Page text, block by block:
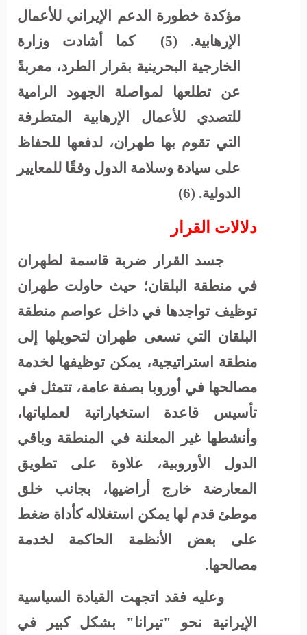
مؤكدة خطورة الدعم الإيراني للأعمال
الإرهابية. (5)
كما أشادت وزارة
الخارجية البحرينية بقرار الطرد، معربةً
عن تطلعها لمواصلة الجهود الرامية
للتصدي للأعمال الإرهابية المتطرفة
التي تقوم بها طهران، لدفعها للحفاظ
على سيادة وسلامة الدول وفقًا للمعايير
الدولية. (6)
دلالات القرار
جسد القرار ضربة قاسمة لطهران
في منطقة البلقان؛ حيث حاولت طهران
توظيف تواجدها في داخل عواصم منطقة
البلقان التي تسعى طهران لتحويلها إلى
منطقة استراتيجية، يمكن توظيفها لخدمة
مصالحها في أوروبا بصفة عامة، تتمثل في
تأسيس قاعدة استخباراتية لعملياتها،
وأنشطها غير المعلنة في المنطقة وباقي
الدول الأوروبية، علاوة على تطويق
المعارضة خارج أراضيها، بجانب خلق
موطئ قدم لها يمكن استغلاله كأداة ضغط
على بعض الأنظمة الحاكمة لخدمة
مصالحها.
وعليه فقد اتجهت القيادة السياسية
الإيرانية نحو "تيرانا" بشكل كبير في